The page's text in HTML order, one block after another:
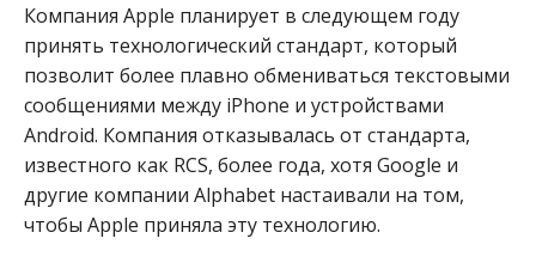
Компания Apple планирует в следующем году
принять технологический стандарт, который
позволит более плавно обмениваться текстовыми
сообщениями между iPhone и устройствами
Android. Компания отказывалась от стандарта,
известного как RCS, более года, хотя Google и
другие компании Alphabet настаивали на том,
чтобы Apple приняла эту технологию.